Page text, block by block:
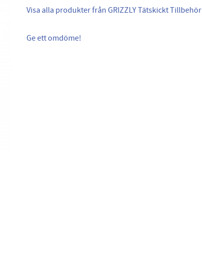
Visa alla produkter från GRIZZLY Tätskickt Tillbehör
Ge ett omdöme!